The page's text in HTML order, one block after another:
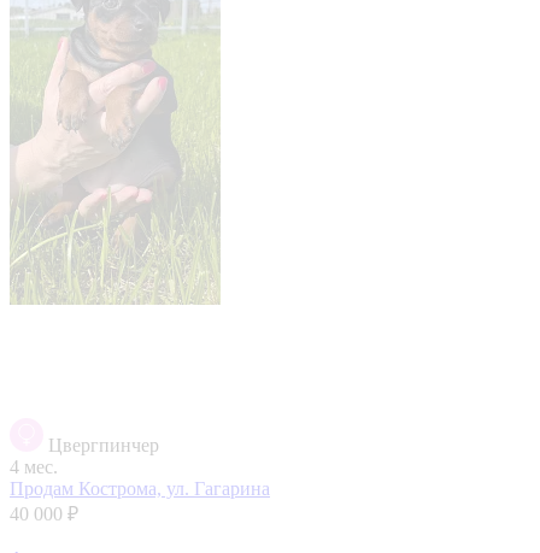
Цвергпинчер
4 мес.
Продам Кострома, ул. Гагарина
40 000 ₽